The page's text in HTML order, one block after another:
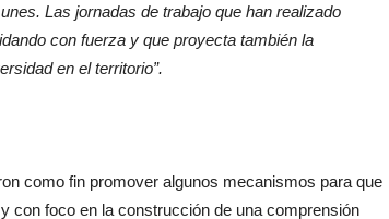
Las jornadas de trabajo que han realizado
con fuerza y que proyecta también la
en el territorio”.
como fin promover algunos mecanismos para que
con foco en la construcción de una comprensión